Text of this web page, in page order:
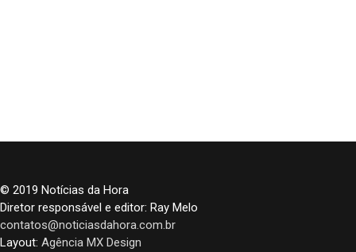
© 2019 Notícias da Hora
Diretor responsável e editor: Ray Melo
contatos@noticiasdahora.com.br
Layout: Agência MX Design